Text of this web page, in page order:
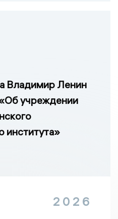
Владимир Ленин
учреждении
института»
2026